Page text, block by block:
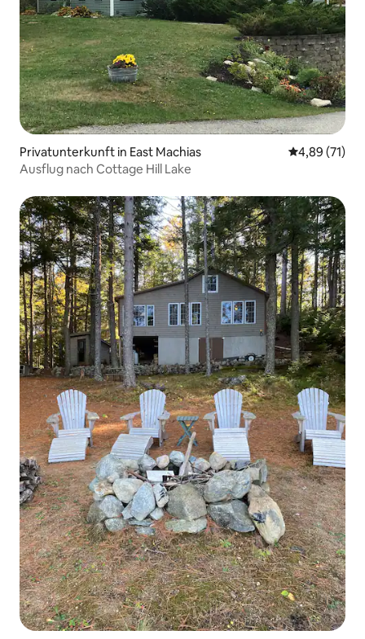
Privatunterkunft in East Machias
4,89 (71)
Ausflug nach Cottage Hill Lake